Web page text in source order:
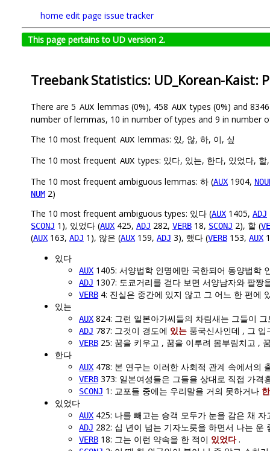
home edit page issue tracker
This page pertains to UD version 2.
Treebank Statistics: UD_Korean-Kaist:
There are 5 AUX lemmas (0%), 458 AUX types (0%) and
number of lemmas, 10 in number of types and 9 in number
The 10 most frequent AUX lemmas: 있, 않, 하, 이, 싶
The 10 most frequent AUX types: 있다, 있는, 한다, 있었다,
The 10 most frequent ambiguous lemmas: 하 (AUX 1904,
NUM 2)
The 10 most frequent ambiguous types: 있다 (AUX 1405, ADJ
SCONJ 1), 있었다 (AUX 425, ADJ 282, VERB 18, SCONJ 2), 할 (
(AUX 163, ADJ 1), 않은 (AUX 159, ADJ 3), 했다 (VERB 153, AUX
있다
AUX 1405: 서양법학 인명에만 국한되어 동양법학
ADJ 1307: 도쿄거리를 걷다 보면 서양남자와 팔
VERB 4: 진실은 중간에 있지 않고 그 어느 한 편에
있는
AUX 824: 그런 일본아가씨들의 차림새는 그들이
ADJ 787: 그것이 경도에 있는 풍국신사인데 , 그
VERB 25: 꿈을 키우고 , 꿈을 이루려 몸부림치고 ,
한다
AUX 478: 본 연구는 이러한 사회적 관계 속에서의
VERB 373: 일본여성들은 그들을 상대로 직접 가격
SCONJ 1: 교포들 중에는 우리말을 거의 못하거나
있었다
AUX 425: 나를 빼고는 승객 모두가 눈을 감은 채
ADJ 282: 십 년이 넘는 기자노릇을 하면서 나는
VERB 18: 그는 이런 약속을 한 적이 있었다.